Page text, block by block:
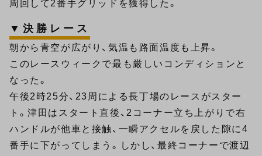
周回して2番手グリッドを獲得した。
▼決勝レース
朝から青空が広がり、気温も路面温度も上昇。
このレースウィークで最も厳しいコンディションと
なった。
午後2時25分、23周による長丁場のレースがスター
ト。津田はスタート直後、2コーナー立ち上がりで右
ハンドルが他車と接触、一瞬アクセルを戻した隙に4
番手に下がってしまう。しかし、最終コーナーで渡辺